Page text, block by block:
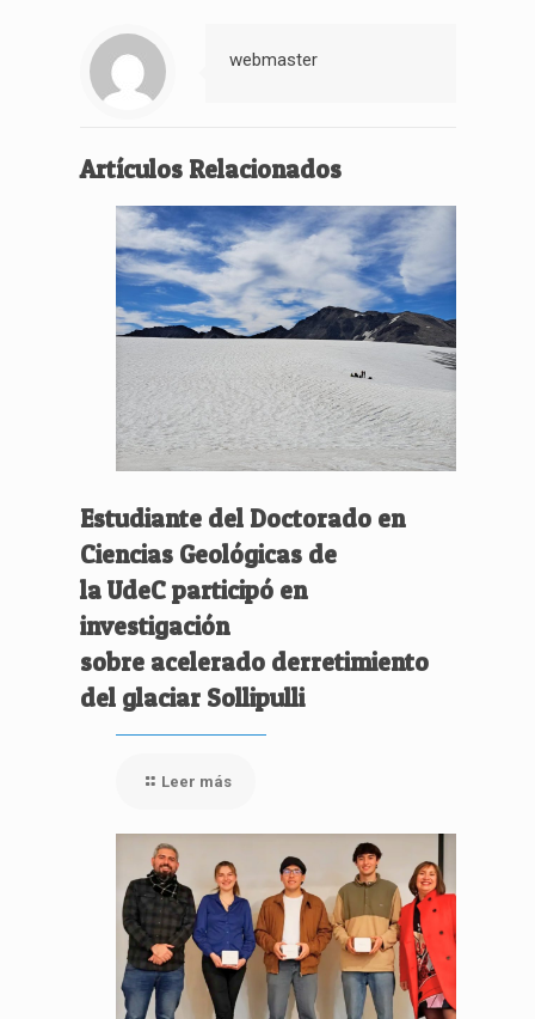
webmaster
Artículos Relacionados
Estudiante del Doctorado en
Ciencias Geológicas de
la UdeC participó en
investigación
sobre acelerado derretimiento
del glaciar Sollipulli
Leer más